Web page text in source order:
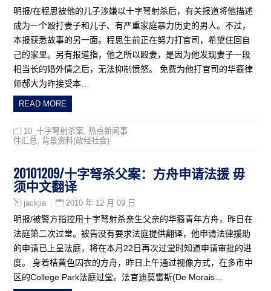
明报/在程思被他的儿子涉嫌以十字弩射杀后，有关报道将他描述
成为一个殴打妻子和儿子、有严重家庭暴力历史的男人。不过，
本报获悉故事的另一面。程思生前正在努力打官司，希望住回自
己的家里。另有报道指，他之所以殴妻，是因为他发现妻子一段
相当长的婚外情之后，无法抑制愤怒。 免费为他打官司的华裔律
师郝大为昨接受本…
READ MORE
10_十字弩射杀案 ,热点新闻事
件汇总
背景资料(政经社会)
20101209/十字弩杀父案：方舟申请法援 毋
须中文翻译
jackjia 2010 年 12 月 09 日
明报/被警方指控用十字弩射杀亲生父亲的华裔青年方舟，昨日在
法庭第二次过堂。被告没有要求法庭提供翻译，他申请法律援助
的申请已上呈法庭，将在本月22日再次过堂时知道申请审批的进
度。 身着桔黄色囚衣的方舟，昨日上午通过视像方式，在多市中
区的College Park法庭过堂。法官迪莫雷斯(De Morais…